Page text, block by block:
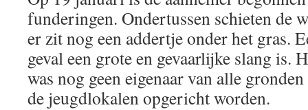
funderingen. Ondertussen schieten de
er zit nog een addertje onder het gras.
geval een grote en gevaarlijke slang is.
was nog geen eigenaar van alle
de jeugdlokalen opgericht worden.